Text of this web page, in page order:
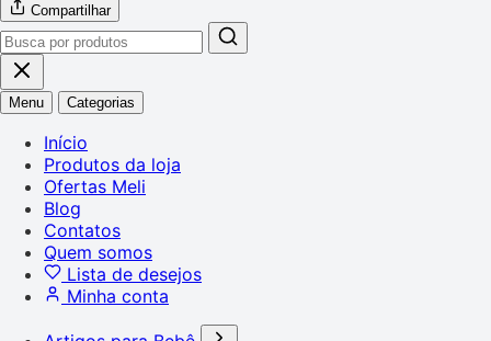
Compartilhar
Menu Categorias
Início
Produtos da loja
Ofertas Meli
Blog
Contatos
Quem somos
Lista de desejos
Minha conta